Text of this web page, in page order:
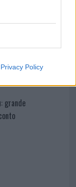
Privacy Policy
di riferimento
Campo Base:
grande